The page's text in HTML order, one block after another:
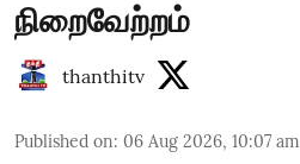
நிறைவேற்றம்
thanthitv
Published on: 06 Aug 2026, 10:07 am